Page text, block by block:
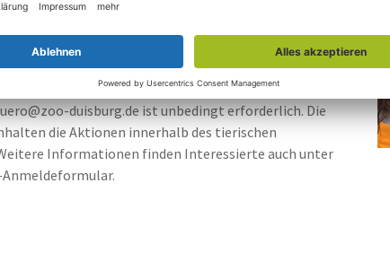
Bastelaktionen und kontaktlosen Spielen
welche wichtigen Aufgaben Zoologische
planen.
richten sich an Kinder von 8-11 Jahren. Eine
duisburg.de ist unbedingt erforderlich. Die
die Aktionen innerhalb des tierischen
Informationen finden Interessierte auch unter